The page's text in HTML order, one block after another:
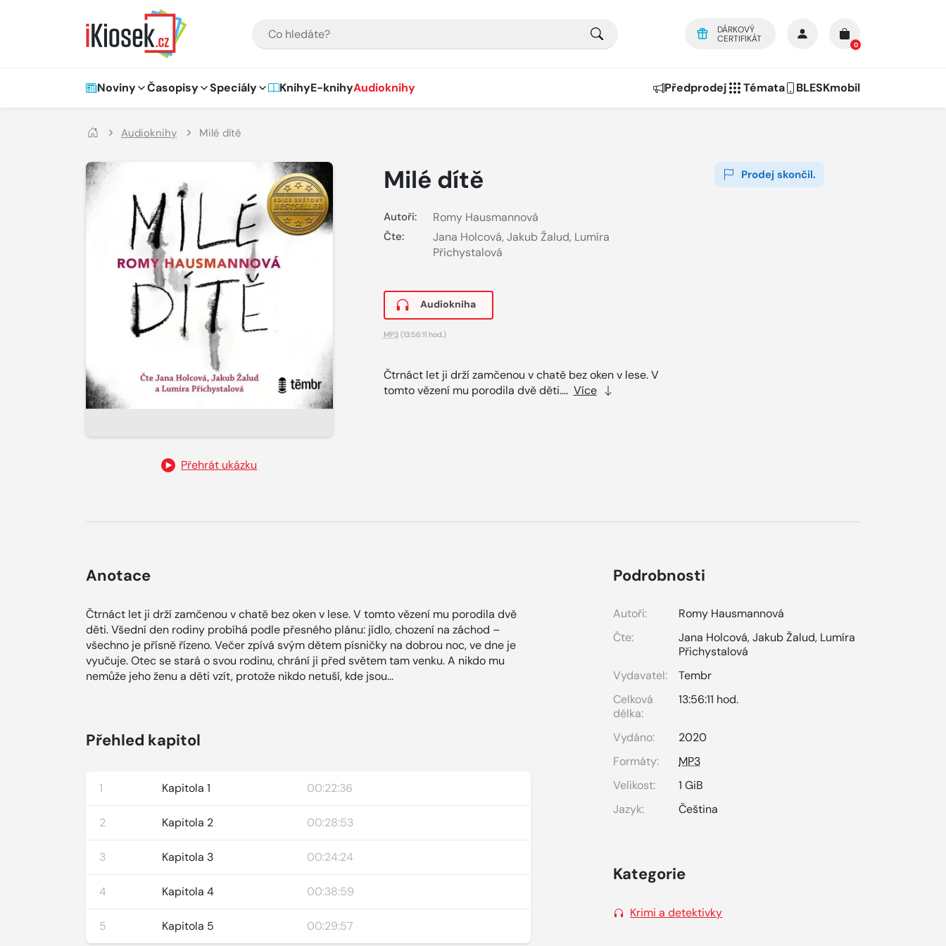
DÁRKOVÝ
CERTIFIKÁT
0
Hlavní navigace
Noviny Časopisy Speciály KnihyE-knihyAudioknihy Předprodej Témata BLESKmobil
Audioknihy Milé dítě
Přehrát ukázku
Milé dítě
Autoři: Romy Hausmannová
Čte: Jana Holcová, Jakub Žalud, Lumíra
Přichystalová
Audiokniha
MP3(13:56:11 hod.)
Čtrnáct let ji drží zamčenou v chatě bez oken v lese. V
tomto vězení mu porodila dvě děti.... Více
Prodej skončil.
Anotace
Čtrnáct let ji drží zamčenou v chatě bez oken v lese. V tomto vězení mu porodila dvě
děti. Všední den rodiny probíhá podle přesného plánu: jídlo, chození na záchod –
všechno je přísně řízeno. Večer zpívá svým dětem písničky na dobrou noc, ve dne je
vyučuje. Otec se stará o svou rodinu, chrání ji před světem tam venku. A nikdo mu
nemůže jeho ženu a děti vzít, protože nikdo netuší, kde jsou...
Přehled kapitol
1 Kapitola 1 00:22:36
2 Kapitola 2 00:28:53
3 Kapitola 3 00:24:24
4 Kapitola 4 00:38:59
5 Kapitola 5 00:29:57
Podrobnosti
Autoři:
Romy Hausmannová
Čte:
Jana Holcová,Jakub Žalud, Lumíra
Přichystalová
Vydavatel:
Tembr
Celková
délka:
13:56:11 hod.
Vydáno:
2020
Formáty:
MP3
Velikost:
1 GiB
Jazyk:
Čeština
Kategorie
Krimi a detektivky